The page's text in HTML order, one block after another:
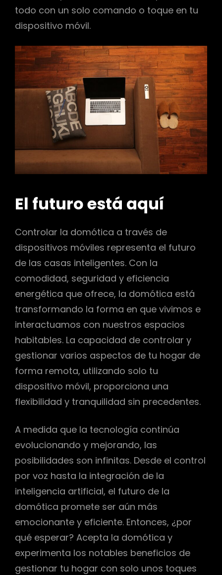
todo con un solo comando o toque en tu
dispositivo móvil.
El futuro está aquí
Controlar la domótica a través de
dispositivos móviles representa el futuro
de las casas inteligentes. Con la
comodidad, seguridad y eficiencia
energética que ofrece, la domótica está
transformando la forma en que vivimos e
interactuamos con nuestros espacios
habitables. La capacidad de controlar y
gestionar varios aspectos de tu hogar de
forma remota, utilizando solo tu
dispositivo móvil, proporciona una
flexibilidad y tranquilidad sin precedentes.
A medida que la tecnología continúa
evolucionando y mejorando, las
posibilidades son infinitas. Desde el control
por voz hasta la integración de la
inteligencia artificial, el futuro de la
domótica promete ser aún más
emocionante y eficiente. Entonces, ¿por
qué esperar? Acepta la domótica y
experimenta los notables beneficios de
gestionar tu hogar con solo unos toques